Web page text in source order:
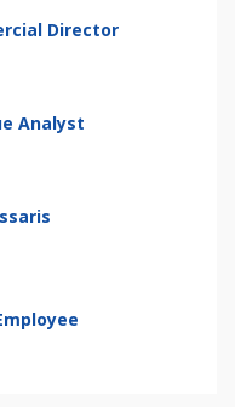
Director
Analyst